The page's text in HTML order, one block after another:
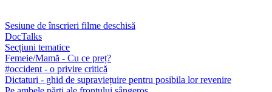
Sesiune de înscrieri filme deschisă
DocTalks
Secțiuni tematice
Femeie/Mamă - Cu ce preț?
#occident - o privire critică
Dictaturi - ghid de supraviețuire pentru posibila lor revenire